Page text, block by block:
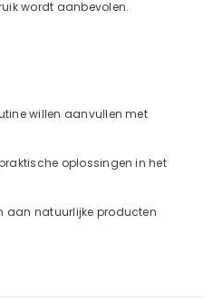
wordt aanbevolen.
willen aanvullen met
oplossingen in het
aan natuurlijke producten